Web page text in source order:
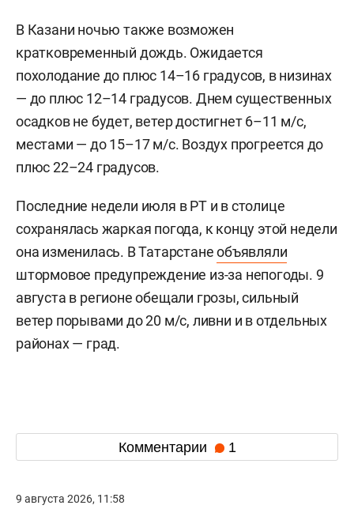
В Казани ночью также возможен
кратковременный дождь. Ожидается
похолодание до плюс 14–16 градусов, в низинах
— до плюс 12–14 градусов. Днем существенных
осадков не будет, ветер достигнет 6–11 м/c,
местами — до 15–17 м/с. Воздух прогреется до
плюс 22–24 градусов.
Последние недели июля в РТ и в столице
сохранялась жаркая погода, к концу этой недели
она изменилась. В Татарстанеобъявляли
штормовое предупреждение из-за непогоды. 9
августа в регионе обещали грозы, сильный
ветер порывами до 20 м/с, ливни и в отдельных
районах — град.
Комментарии 1
9 августа 2026, 11:58